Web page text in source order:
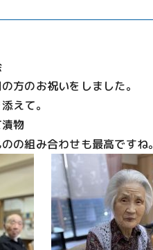
方のお祝いをしました。
えて。
物
の組み合わせも最高ですね。